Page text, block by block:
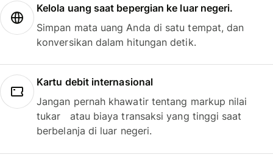
Kelola uang saat bepergian ke luar negeri.
Simpan mata uang Anda di satu tempat, dan
konversikan dalam hitungan detik.
Kartu debit internasional
Jangan pernah khawatir tentang markup nilai
tukar atau biaya transaksi yang tinggi saat
berbelanja di luar negeri.